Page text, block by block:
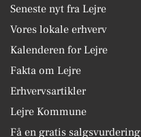
Seneste nyt fra Lejre
Vores lokale erhverv
Kalenderen for Lejre
Fakta om Lejre
Erhvervsartikler
Lejre Kommune
Få en gratis salgsvurdering